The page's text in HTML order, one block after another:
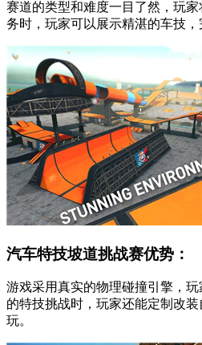
赛道的类型和难度一目了然，玩
务时，玩家可以展示精湛的车技
汽车特技坡道挑战赛优势：
游戏采用真实的物理碰撞引擎，
的特技挑战时，玩家还能定制改
玩。